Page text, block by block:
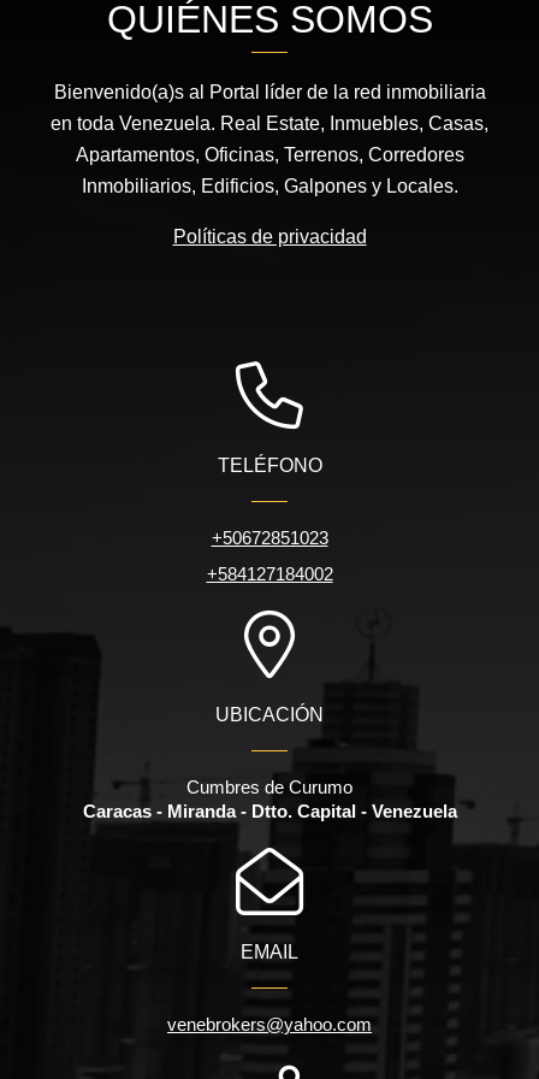
QUIÉNES SOMOS
Bienvenido(a)s al Portal líder de la red inmobiliaria
en toda Venezuela. Real Estate, Inmuebles, Casas,
Apartamentos, Oficinas, Terrenos, Corredores
Inmobiliarios, Edificios, Galpones y Locales.
Políticas de privacidad
TELÉFONO
+50672851023
+584127184002
UBICACIÓN
Cumbres de Curumo
Caracas - Miranda - Dtto. Capital - Venezuela
EMAIL
venebrokers@yahoo.com